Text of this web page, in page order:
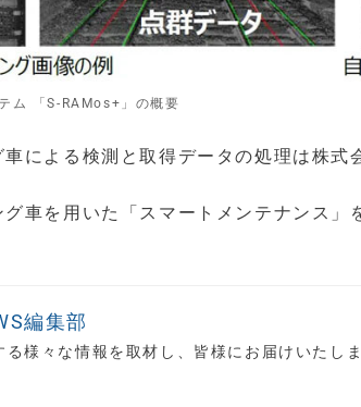
ム 「S-RAMos+」の概要
による検測と取得データの処理は株式
車を用いた「スマートメンテナンス」
編集部
る様々な情報を取材し、皆様にお届けいたしま